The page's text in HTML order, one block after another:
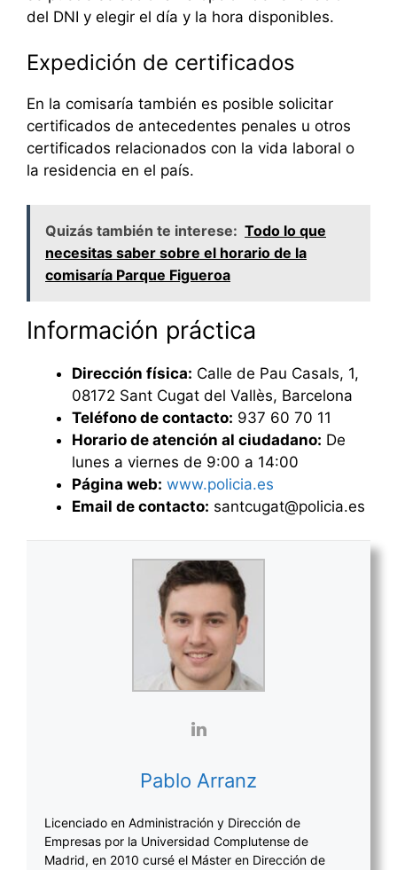
del DNI y elegir el día y la hora disponibles.
Expedición de certificados
En la comisaría también es posible solicitar
certificados de antecedentes penales u otros
certificados relacionados con la vida laboral o
la residencia en el país.
Quizás también te interese: Todo lo que
necesitas saber sobre el horario de la
comisaría Parque Figueroa
Información práctica
Dirección física: Calle de Pau Casals, 1,
08172 Sant Cugat del Vallès, Barcelona
Teléfono de contacto: 937 60 70 11
Horario de atención al ciudadano: De
lunes a viernes de 9:00 a 14:00
Página web: www.policia.es
Email de contacto: santcugat@policia.es
Pablo Arranz
Licenciado en Administración y Dirección de
Empresas por la Universidad Complutense de
Madrid, en 2010 cursé el Máster en Dirección de